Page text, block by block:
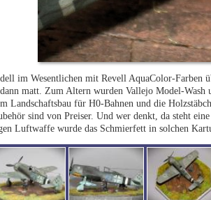
im Wesentlichen mit Revell AquaColor-Farben
matt. Zum Altern wurden Vallejo Model-Wash
Landschaftsbau für H0-Bahnen und die
sind von Preiser. Und wer denkt, da steht
Luftwaffe wurde das Schmierfett in solchen